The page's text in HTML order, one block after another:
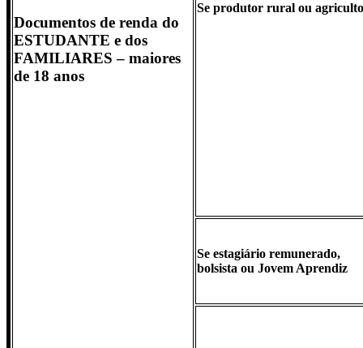
Documentos de renda do
ESTUDANTE e dos
FAMILIARES – maiores
de 18 anos
Se produtor rural ou
Se estagiário remunerado,
bolsista ou Jovem Aprendiz